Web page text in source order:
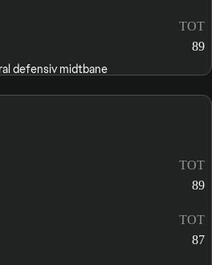
TOT
89
defensiv midtbane
TOT
89
TOT
87